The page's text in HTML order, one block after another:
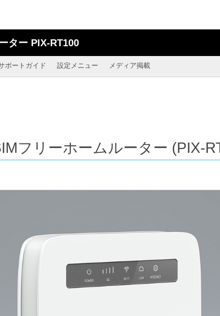
ター PIX-RT100
ポートガイド 設定メニュー メディア掲載
フリーホームルーター (PIX-